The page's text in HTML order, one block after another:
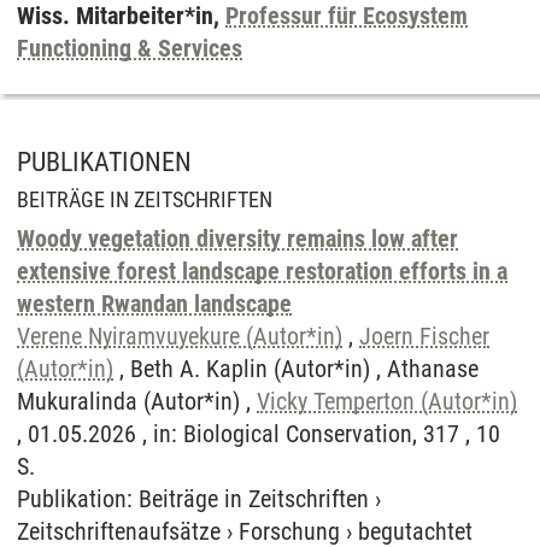
Wiss. Mitarbeiter*in, Professur für Ecosystem
Functioning & Services
PUBLIKATIONEN
BEITRÄGE IN ZEITSCHRIFTEN
Woody vegetation diversity remains low after
extensive forest landscape restoration efforts in a
western Rwandan landscape
Verene Nyiramvuyekure (Autor*in) , Joern Fischer
(Autor*in) , Beth A. Kaplin (Autor*in) , Athanase
Mukuralinda (Autor*in) , Vicky Temperton (Autor*in)
, 01.05.2026 , in: Biological Conservation, 317 , 10
S.
Publikation: Beiträge in Zeitschriften ›
Zeitschriftenaufsätze › Forschung › begutachtet